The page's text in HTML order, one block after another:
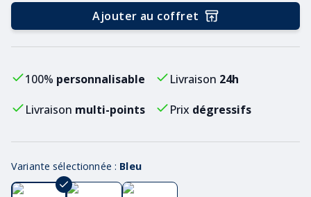
Ajouter au coffret
100% personnalisable Livraison 24h
Livraison multi-points Prix dégressifs
Variante sélectionnée : Bleu